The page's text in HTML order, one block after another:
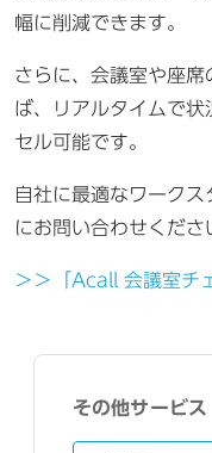
幅に削減できます。
さらに、会議室や座席
ば、リアルタイムで
セル可能です。
自社に最適なワーク
にお問い合わせくださ
＞＞「Acall 会議室チ
その他サービス